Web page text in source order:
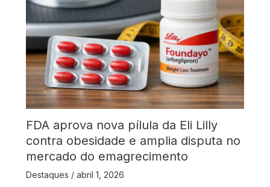
FDA aprova nova pílula da Eli Lilly
contra obesidade e amplia disputa no
mercado do emagrecimento
Destaques / abril 1, 2026